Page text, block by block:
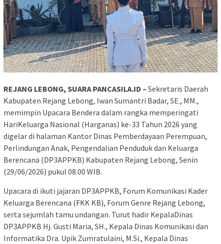
REJANG LEBONG, SUARA PANCASILA.ID – Sekretaris Daerah
Kabupaten Rejang Lebong, Iwan Sumantri Badar, SE., MM.,
memimpin Upacara Bendera dalam rangka memperingati
HariKeluarga Nasional (Harganas) ke-33 Tahun 2026 yang
digelar di halaman Kantor Dinas Pemberdayaan Perempuan,
Perlindungan Anak, Pengendalian Penduduk dan Keluarga
Berencana (DP3APPKB) Kabupaten Rejang Lebong, Senin
(29/06/2026) pukul 08.00 WIB.
Upacara di ikuti jajaran DP3APPKB, Forum Komunikasi Kader
Keluarga Berencana (FKK KB), Forum Genre Rejang Lebong,
serta sejumlah tamu undangan. Turut hadir KepalaDinas
DP3APPKB Hj. Gusti Maria, SH., Kepala Dinas Komunikasi dan
Informatika Dra. Upik Zumratulaini, M.Si., Kepala Dinas